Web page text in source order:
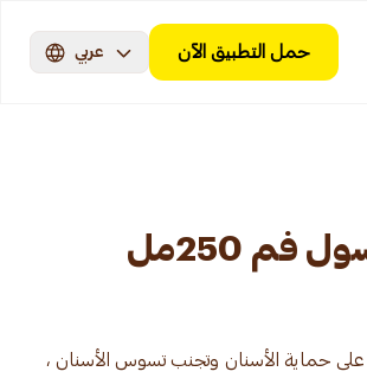
حمل التطبيق الآن عربي
250مل
توتال كير بالنعناع 250 مل يساعد على حماية الأسنان وتجنب تسوس الأسنان ،